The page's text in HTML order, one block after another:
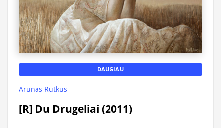
DAUGIAU
Arūnas Rutkus
[R] Du Drugeliai (2011)